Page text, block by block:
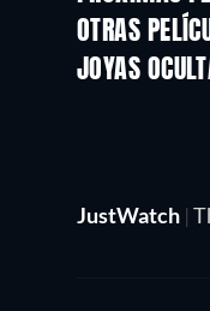
OTRAS
JOYAS
JustWatch |